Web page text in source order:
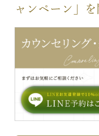
ャンペーン」